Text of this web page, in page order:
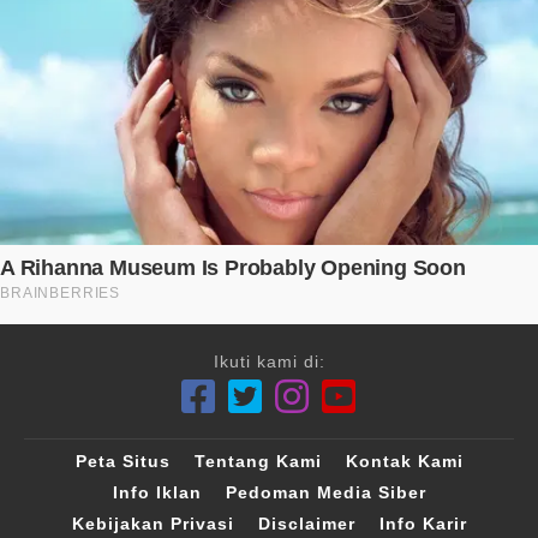
Ikuti kami di:
Peta Situs Tentang Kami
Kontak Kami
Info Iklan
Pedoman Media Siber
Kebijakan Privasi
Disclaimer Info Karir